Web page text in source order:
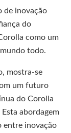
de inovação
do
como um
todo.
mostra-se
um futuro
do Corolla
abordagem
entre inovação